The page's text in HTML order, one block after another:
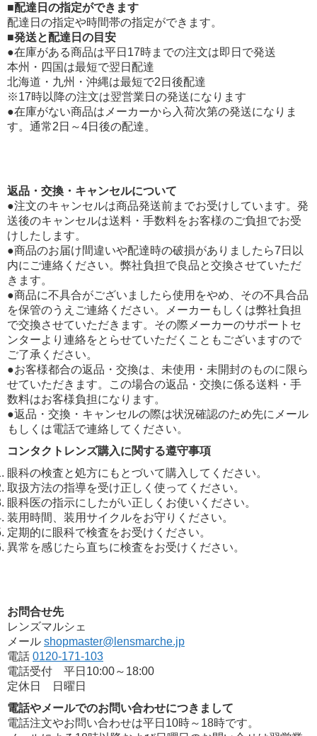
■配達日の指定ができます
配達日の指定や時間帯の指定ができます。
■発送と配達日の目安
●在庫がある商品は平日17時までの注文は即日で発送
本州・四国は最短で翌日配達
北海道・九州・沖縄は最短で2日後配達
※17時以降の注文は翌営業日の発送になります
●在庫がない商品はメーカーから入荷次第の発送になりま
す。通常2日～4日後の配達。
返品・交換・キャンセルについて
●注文のキャンセルは商品発送前までお受けしています。発
送後のキャンセルは送料・手数料をお客様のご負担でお受
けしたします。
●商品のお届け間違いや配達時の破損がありましたら7日以
内にご連絡ください。弊社負担で良品と交換させていただ
きます。
●商品に不具合がございましたら使用をやめ、その不具合品
を保管のうえご連絡ください。メーカーもしくは弊社負担
で交換させていただきます。その際メーカーのサポートセ
ンターより連絡をとらせていただくこともございますので
ご了承ください。
●お客様都合の返品・交換は、未使用・未開封のものに限ら
せていただきます。この場合の返品・交換に係る送料・手
数料はお客様負担になります。
●返品・交換・キャンセルの際は状況確認のため先にメール
もしくは電話で連絡してください。
コンタクトレンズ購入に関する遵守事項
眼科の検査と処方にもとづいて購入してください。
取扱方法の指導を受け正しく使ってください。
眼科医の指示にしたがい正しくお使いください。
装用時間、装用サイクルをお守りください。
定期的に眼科で検査をお受けください。
異常を感じたら直ちに検査をお受けください。
お問合せ先
レンズマルシェ
メール shopmaster@lensmarche.jp
電話 0120-171-103
電話受付 平日10:00～18:00
定休日 日曜日
電話やメールでのお問い合わせにつきまして
電話注文やお問い合わせは平日10時～18時です。